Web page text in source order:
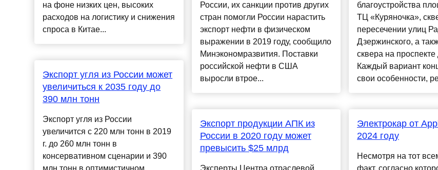
на фоне низких цен, высоких
расходов на логистику и снижения
спроса в Китае...
Экспорт угля из России может
увеличиться к 2035 году до
390 млн тонн
Экспорт угля из России
увеличится с 220 млн тонн в 2019
г. до 260 млн тонн в
консервативном сценарии и 390
России, их санкции против других
стран помогли России нарастить
экспорт нефти в физическом
выражении в 2019 году, сообщило
Минэкономразвития. Поставки
российской нефти в США
выросли втрое...
Экспорт продукции АПК из
России в 2020 году может
превысить $25 млрд
благоустройства
ТЦ «Куряночка»,
пересечении улиц
Дзержинского, а
сквера на
Каждый вариант
свои особенности,
Электрокар от
2024 году
Несмотря на тот